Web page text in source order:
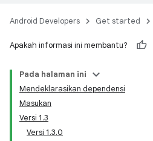
Android Developers Get started
Apakah informasi ini membantu?
Pada halaman ini
Mendeklarasikan dependensi
Masukan
Versi 1.3
Versi 1.3.0